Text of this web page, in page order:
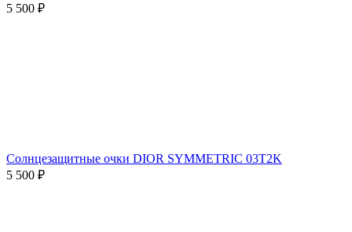
5 500 ₽
Солнцезащитные очки DIOR SYMMETRIC 03T2K
5 500 ₽